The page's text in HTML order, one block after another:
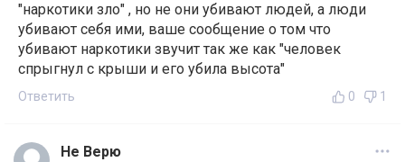
"наркотики зло" , но не они убивают людей, а люди
убивают себя ими, ваше сообщение о том что
убивают наркотики звучит так же как "человек
спрыгнул с крыши и его убила высота"
Ответить 0 1
Не Верю